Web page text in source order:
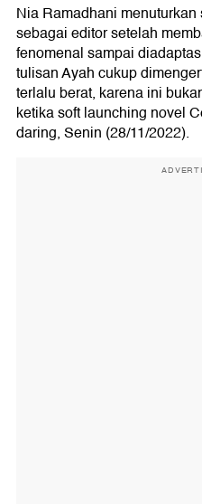
Nia Ramadhani
sebagai editor setelah
fenomenal sampai
tulisan Ayah cukup
terlalu berat, karena ini
ketika soft launching novel
daring, Senin (28/11/2022).